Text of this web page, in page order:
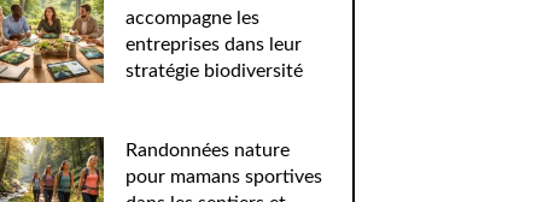
accompagne les
entreprises dans leur
stratégie biodiversité
Randonnées nature
pour mamans sportives